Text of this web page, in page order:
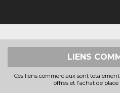
LIENS
Ces liens commerciaux sont
offres et l'achat de